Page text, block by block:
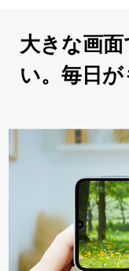
大きな画
い。毎日が